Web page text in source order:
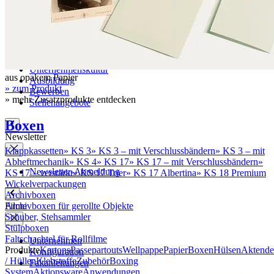
Unternehmenskultur
Ausbildung
Bewerben
Stellenangebote
Newsletter
Newsletter-Abmeldung
Filme
Unternehmen
Konfiguration
Faltanleitungen
aus opakem Papier
» zum Produkt
» mehr Zusatzprodukte entdecken
Boxen
Klappkassetten» KS 3» KS 3 – mit Verschlussbändern» KS 3 – mit
Abheftmechanik» KS 4» KS 17» KS 17 – mit Verschlussbändern»
KS 17 – verstärkt»KS 17 Trier» KS 17 Albertina» KS 18 Premium
Wickelverpackungen
Archivboxen
Archivboxen für gerollte Objekte
Schuber, Stehsammler
Stülpboxen
Faltschachtel für Rollfilme
ProdukteKartonsPassepartoutsWellpappePapierBoxenHülsen
/ HüllenKlebstoffeZubehörBoxing